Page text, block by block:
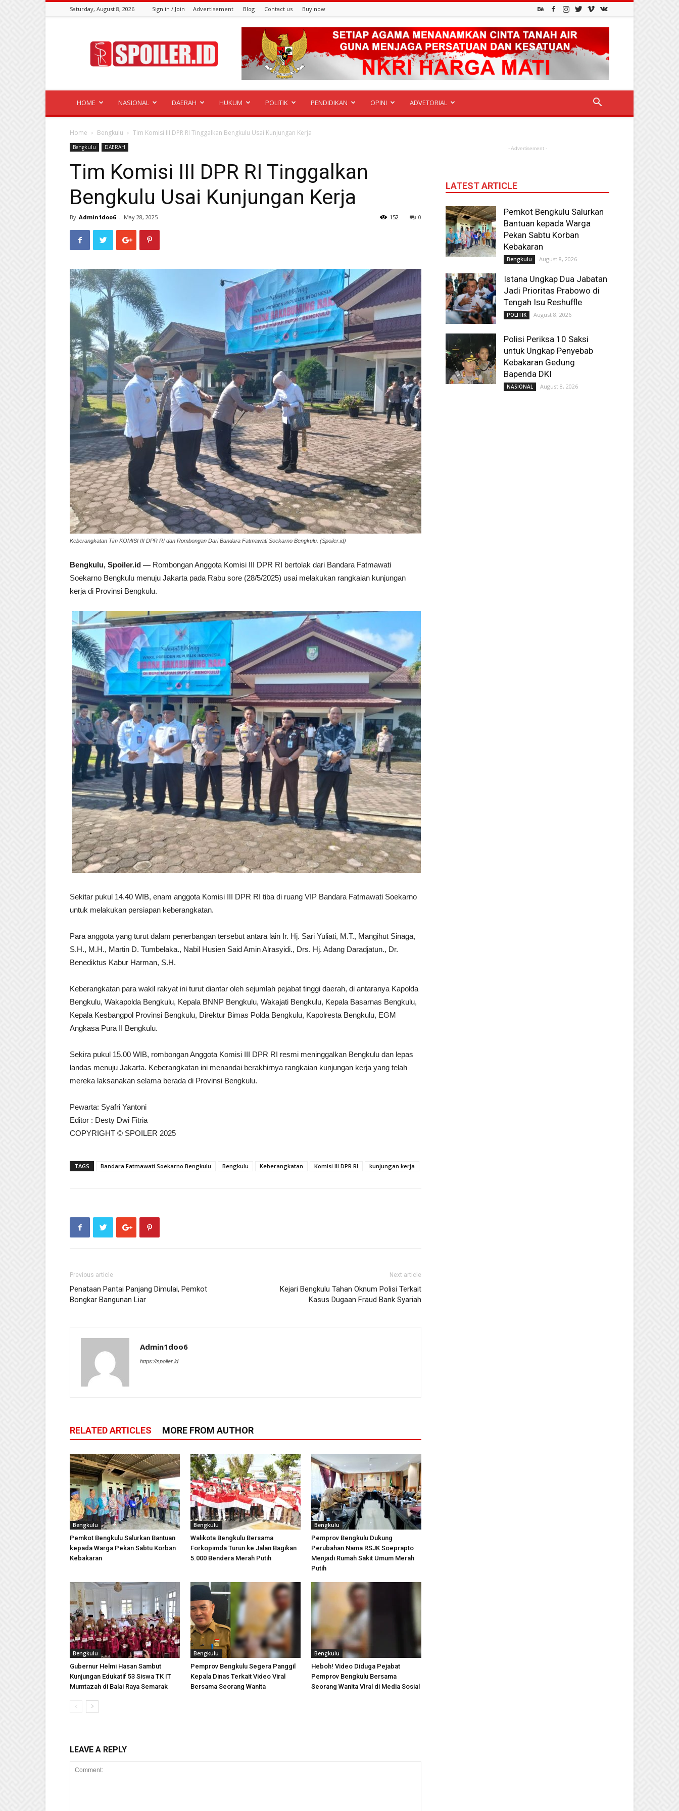
Saturday, August 8, 2026 Sign in / Join Advertisement Blog Contact us Buy now
HOME NASIONAL DAERAH HUKUM POLITIK PENDIDIKAN OPINI ADVETORIAL
Home Bengkulu Tim Komisi III DPR RI Tinggalkan Bengkulu Usai Kunjungan Kerja
Bengkulu DAERAH
Tim Komisi III DPR RI Tinggalkan
Bengkulu Usai Kunjungan Kerja
By Admin1doo6 - May 28, 2025 0
152
Keberangkatan Tim KOMISI III DPR RI dan Rombongan Dari Bandara Fatmawati Soekarno Bengkulu. (Spoiler.id)
Bengkulu, Spoiler.id — Rombongan Anggota Komisi III DPR RI bertolak dari Bandara Fatmawati
Soekarno Bengkulu menuju Jakarta pada Rabu sore (28/5/2025) usai melakukan rangkaian kunjungan
kerja di Provinsi Bengkulu.
Sekitar pukul 14.40 WIB, enam anggota Komisi III DPR RI tiba di ruang VIP Bandara Fatmawati Soekarno
untuk melakukan persiapan keberangkatan.
Para anggota yang turut dalam penerbangan tersebut antara lain Ir. Hj. Sari Yuliati, M.T., Mangihut Sinaga,
S.H., M.H., Martin D. Tumbelaka., Nabil Husien Said Amin Alrasyidi., Drs. Hj. Adang Daradjatun., Dr.
Benediktus Kabur Harman, S.H.
Keberangkatan para wakil rakyat ini turut diantar oleh sejumlah pejabat tinggi daerah, di antaranya Kapolda
Bengkulu, Wakapolda Bengkulu, Kepala BNNP Bengkulu, Wakajati Bengkulu, Kepala Basarnas Bengkulu,
Kepala Kesbangpol Provinsi Bengkulu, Direktur Bimas Polda Bengkulu, Kapolresta Bengkulu, EGM
Angkasa Pura II Bengkulu.
Sekira pukul 15.00 WIB, rombongan Anggota Komisi III DPR RI resmi meninggalkan Bengkulu dan lepas
landas menuju Jakarta. Keberangkatan ini menandai berakhirnya rangkaian kunjungan kerja yang telah
mereka laksanakan selama berada di Provinsi Bengkulu.
Pewarta: Syafri Yantoni
Editor : Desty Dwi Fitria
COPYRIGHT © SPOILER 2025
TAGS Bandara Fatmawati Soekarno Bengkulu Bengkulu Keberangkatan Komisi III DPR RI kunjungan kerja
Previous article
Penataan Pantai Panjang Dimulai, Pemkot
Bongkar Bangunan Liar
Next article
Kejari Bengkulu Tahan Oknum Polisi Terkait
Kasus Dugaan Fraud Bank Syariah
Admin1doo6
https://spoiler.id
RELATED ARTICLES MORE FROM AUTHOR
Bengkulu
Pemkot Bengkulu Salurkan Bantuan
kepada Warga Pekan Sabtu Korban
Kebakaran
Bengkulu
Walikota Bengkulu Bersama
Forkopimda Turun ke Jalan Bagikan
5.000 Bendera Merah Putih
Bengkulu
Pemprov Bengkulu Dukung
Perubahan Nama RSJK Soeprapto
Menjadi Rumah Sakit Umum Merah
Putih
Bengkulu
Gubernur Helmi Hasan Sambut
Kunjungan Edukatif 53 Siswa TK IT
Mumtazah di Balai Raya Semarak
Bengkulu
Pemprov Bengkulu Segera Panggil
Kepala Dinas Terkait Video Viral
Bersama Seorang Wanita
Bengkulu
Heboh! Video Diduga Pejabat
Pemprov Bengkulu Bersama
Seorang Wanita Viral di Media Sosial
LEAVE A REPLY
- Advertisement -
LATEST ARTICLE
Pemkot Bengkulu Salurkan
Bantuan kepada Warga
Pekan Sabtu Korban
Kebakaran
Bengkulu August 8, 2026
Istana Ungkap Dua Jabatan
Jadi Prioritas Prabowo di
Tengah Isu Reshuffle
POLITIK August 8, 2026
Polisi Periksa 10 Saksi
untuk Ungkap Penyebab
Kebakaran Gedung
Bapenda DKI
NASIONAL August 8, 2026